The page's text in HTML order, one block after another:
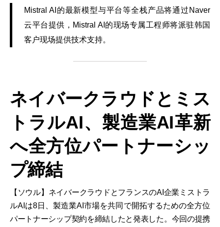
Mistral AI的最新模型与平台等全栈产品将通过Naver
云平台提供，Mistral AI的现场专属工程师将派驻韩国
客户现场提供技术支持。
ネイバークラウドとミス
トラルAI、製造業AI革新
へ全方位パートナーシッ
プ締結
【ソウル】ネイバークラウドとフランスのAI企業ミストラ
ルAIは8日、製造業AI市場を共同で開拓するための全方位
パートナーシップ契約を締結したと発表した。今回の提携